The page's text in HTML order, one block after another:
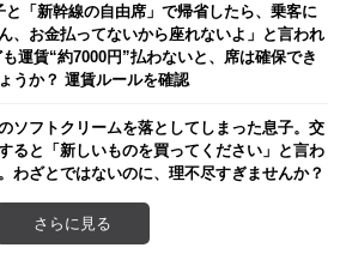
と「新幹線の自由席」で帰省したら、乗客に
ん、お金払ってないから座れないよ」と言われ
運賃“約7000円”払わないと、席は確保でき
うか？ 運賃ルールを確認
ソフトクリームを落としてしまった息子。交
ると「新しいものを買ってください」と言わ
わざとではないのに、理不尽すぎませんか？
さらに見る